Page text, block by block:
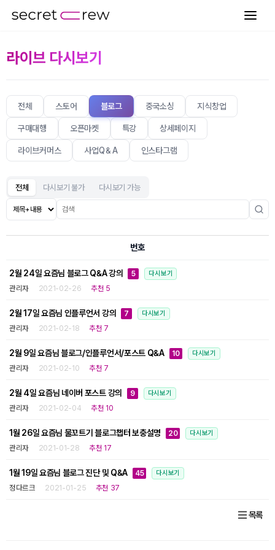
라이브 다시보기
전체 스토어 블로그 중국소싱 지식창업
구매대행 오픈마켓 특강 상세페이지
라이브커머스 사업Q＆A 인스타그램
전체 다시보기 불가 다시보기 가능
번호
2월 24일 요즘님 블로그 Q&A 강의 5 다시보기
관리자 2021-02-26 추천 5
2월 17일 요즘님 인플루언서 강의 7 다시보기
관리자 2021-02-18 추천 7
2월 9일 요즘님 블로그/인플루언서/포스트 Q&A 10 다시보기
관리자 2021-02-10 추천 7
2월 4일 요즘님 네이버 포스트 강의 9 다시보기
관리자 2021-02-04 추천 10
1월 26일 요즘님 물꼬트기 블로그챕터 보충설명 20 다시보기
관리자 2021-01-28 추천 17
1월 19일 요즘님 블로그 진단 및 Q&A 45 다시보기
정다르크 2021-01-25 추천 37
목록